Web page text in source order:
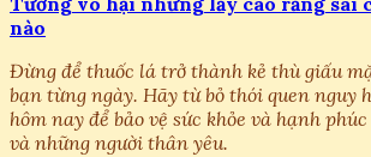
nào
Đừng để thuốc lá trở thành kẻ thù giấu
bạn từng ngày. Hãy từ bỏ thói quen nguy
hôm nay để bảo vệ sức khỏe và hạnh
và những người thân yêu.